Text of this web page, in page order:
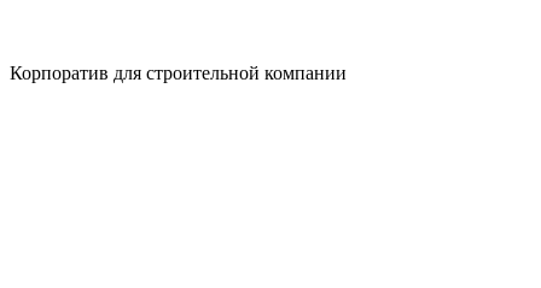
Корпоратив для строительной компании